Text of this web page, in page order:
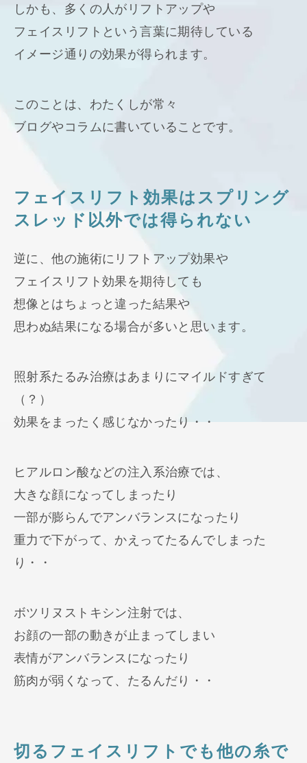
しかも、多くの人がリフトアップや
フェイスリフトという言葉に期待している
イメージ通りの効果が得られます。
このことは、わたくしが常々
ブログやコラムに書いていることです。
フェイスリフト効果はスプリング
スレッド以外では得られない
逆に、他の施術にリフトアップ効果や
フェイスリフト効果を期待しても
想像とはちょっと違った結果や
思わぬ結果になる場合が多いと思います。
照射系たるみ治療はあまりにマイルドすぎて
（？）
効果をまったく感じなかったり・・
ヒアルロン酸などの注入系治療では、
大きな顔になってしまったり
一部が膨らんでアンバランスになったり
重力で下がって、かえってたるんでしまった
り・・
ボツリヌストキシン注射では、
お顔の一部の動きが止まってしまい
表情がアンバランスになったり
筋肉が弱くなって、たるんだり・・
切るフェイスリフトでも他の糸で